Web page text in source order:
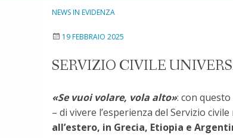
NEWS IN EVIDENZA
19 FEBBRAIO 2025
SERVIZIO CIVILE
«Se vuoi volare, vola alto»: con
– di vivere l’esperienza del Servizio
all’estero, in Grecia, Etiopia e